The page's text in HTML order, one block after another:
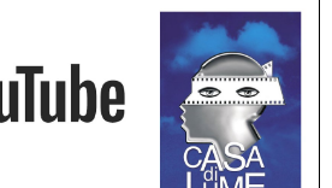
livre jeunesse par Annik Meschinet,
Ateliers d’expression sonore, vocale,
territuriale di Santa Lucia di
de conférences peinture animé
Mediateca territuriale di Santa Lucia di